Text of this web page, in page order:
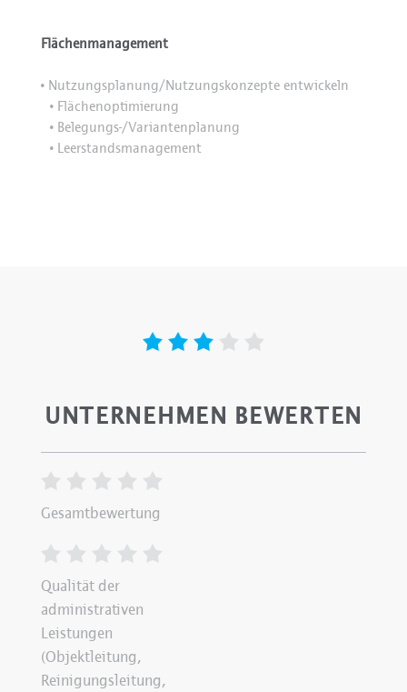
Flächenmanagement
•Nutzungsplanung/Nutzungskonzepte entwickeln
•Flächenoptimierung
•Belegungs-/Variantenplanung
•Leerstandsmanagement
UNTERNEHMEN BEWERTEN
Gesamtbewertung
Qualität der
administrativen
Leistungen
(Objektleitung,
Reinigungsleitung,